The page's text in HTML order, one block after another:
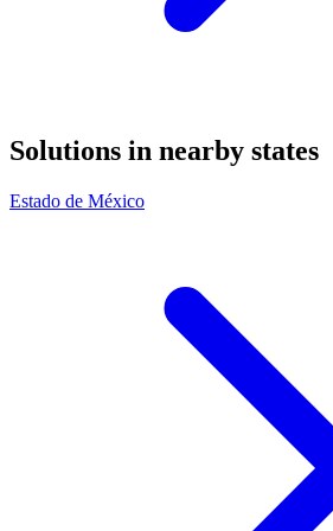
Solutions in nearby states
Estado de México